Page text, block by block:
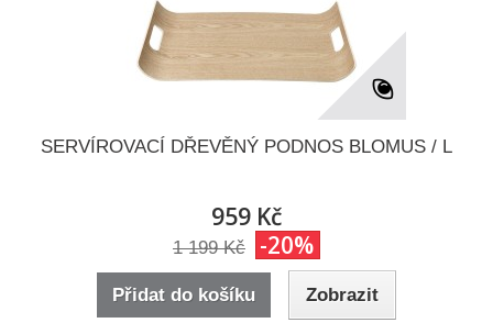
SERVÍROVACÍ DŘEVĚNÝ PODNOS BLOMUS / L
959 Kč
1 199 Kč -20%
Přidat do košíku Zobrazit